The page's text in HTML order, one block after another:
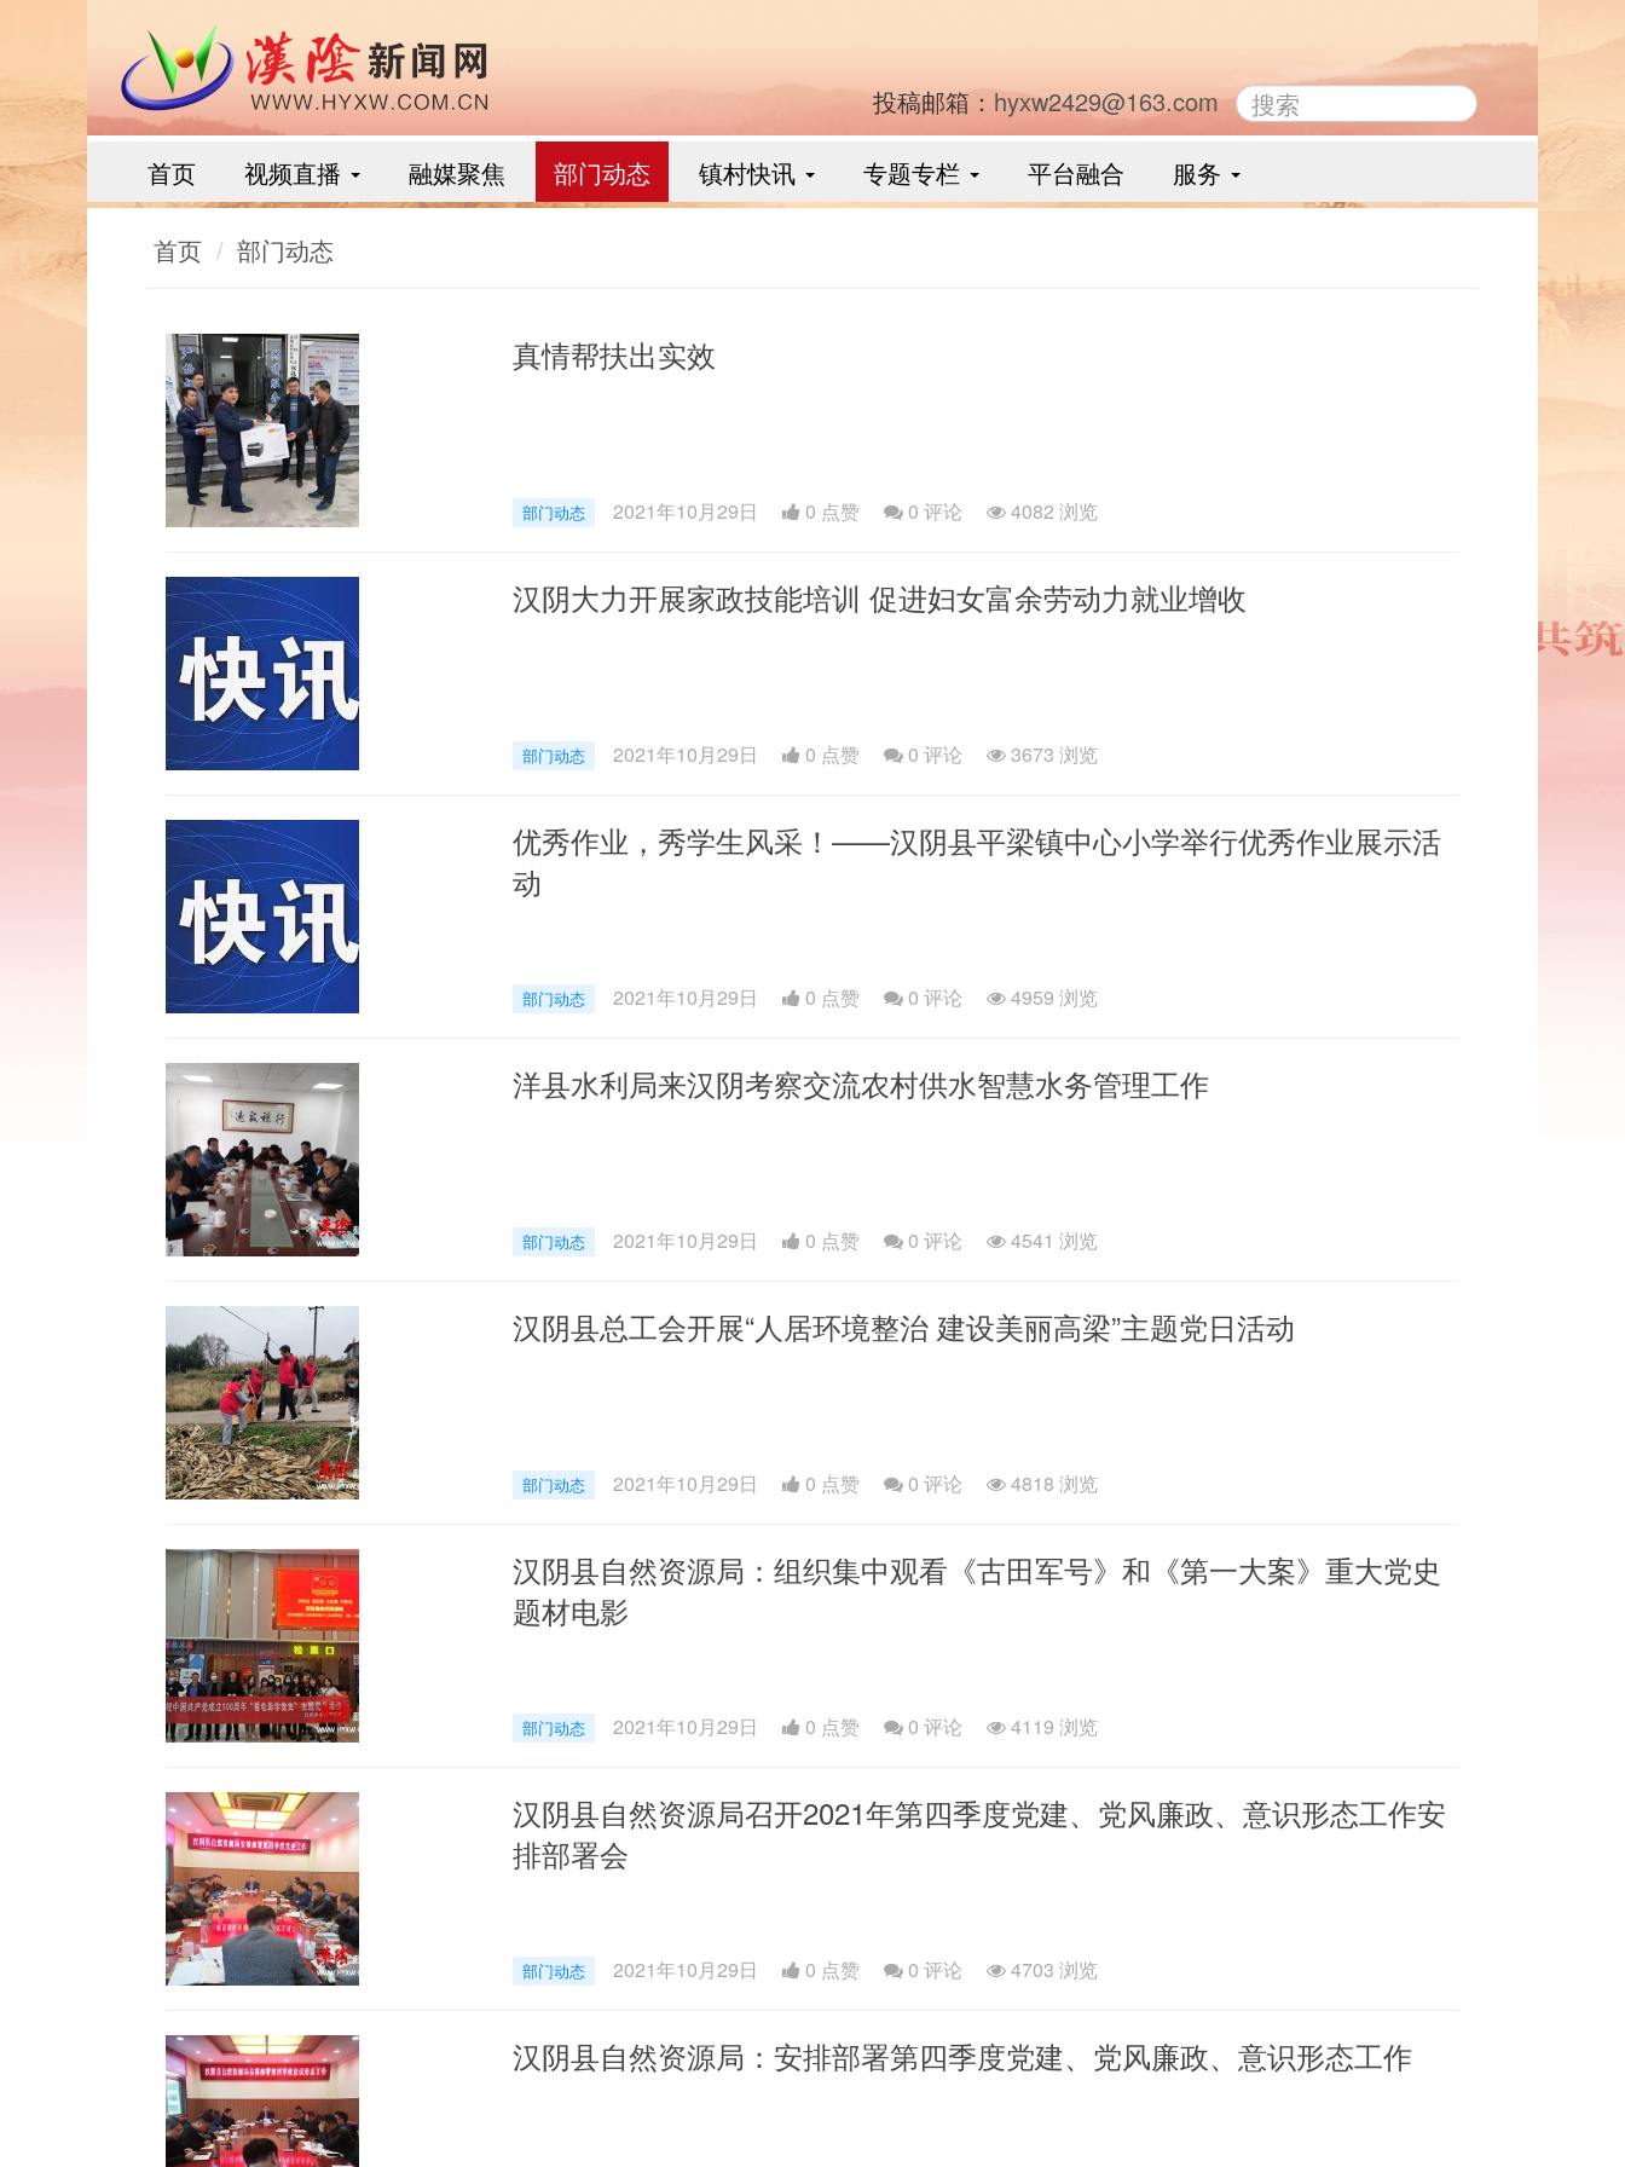
投稿邮箱： hyxw2429@163.com
首页 视频直播 融媒聚焦 部门动态 镇村快讯 专题专栏 平台融合 服务
首页 部门动态
真情帮扶出实效
部门动态 2021年10月29日 0 点赞 0 评论 4082 浏览
汉阴大力开展家政技能培训 促进妇女富余劳动力就业增收
部门动态 2021年10月29日 0 点赞 0 评论 3673 浏览
优秀作业，秀学生风采！——汉阴县平梁镇中心小学举行优秀作业展示活
动
部门动态 2021年10月29日 0 点赞 0 评论 4959 浏览
洋县水利局来汉阴考察交流农村供水智慧水务管理工作
部门动态 2021年10月29日 0 点赞 0 评论 4541 浏览
汉阴县总工会开展“人居环境整治 建设美丽高梁”主题党日活动
部门动态 2021年10月29日 0 点赞 0 评论 4818 浏览
汉阴县自然资源局：组织集中观看《古田军号》和《第一大案》重大党史
题材电影
部门动态 2021年10月29日 0 点赞 0 评论 4119 浏览
汉阴县自然资源局召开2021年第四季度党建、党风廉政、意识形态工作安
排部署会
部门动态 2021年10月29日 0 点赞 0 评论 4703 浏览
汉阴县自然资源局：安排部署第四季度党建、党风廉政、意识形态工作